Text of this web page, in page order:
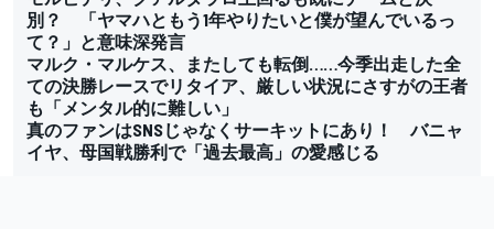
別？ 「ヤマハともう1年やりたいと僕が望んでいるっ
て？」と意味深発言
マルク・マルケス、またしても転倒……今季出走した全
ての決勝レースでリタイア、厳しい状況にさすがの王者
も「メンタル的に難しい」
真のファンはSNSじゃなくサーキットにあり！ バニャ
イヤ、母国戦勝利で「過去最高」の愛感じる